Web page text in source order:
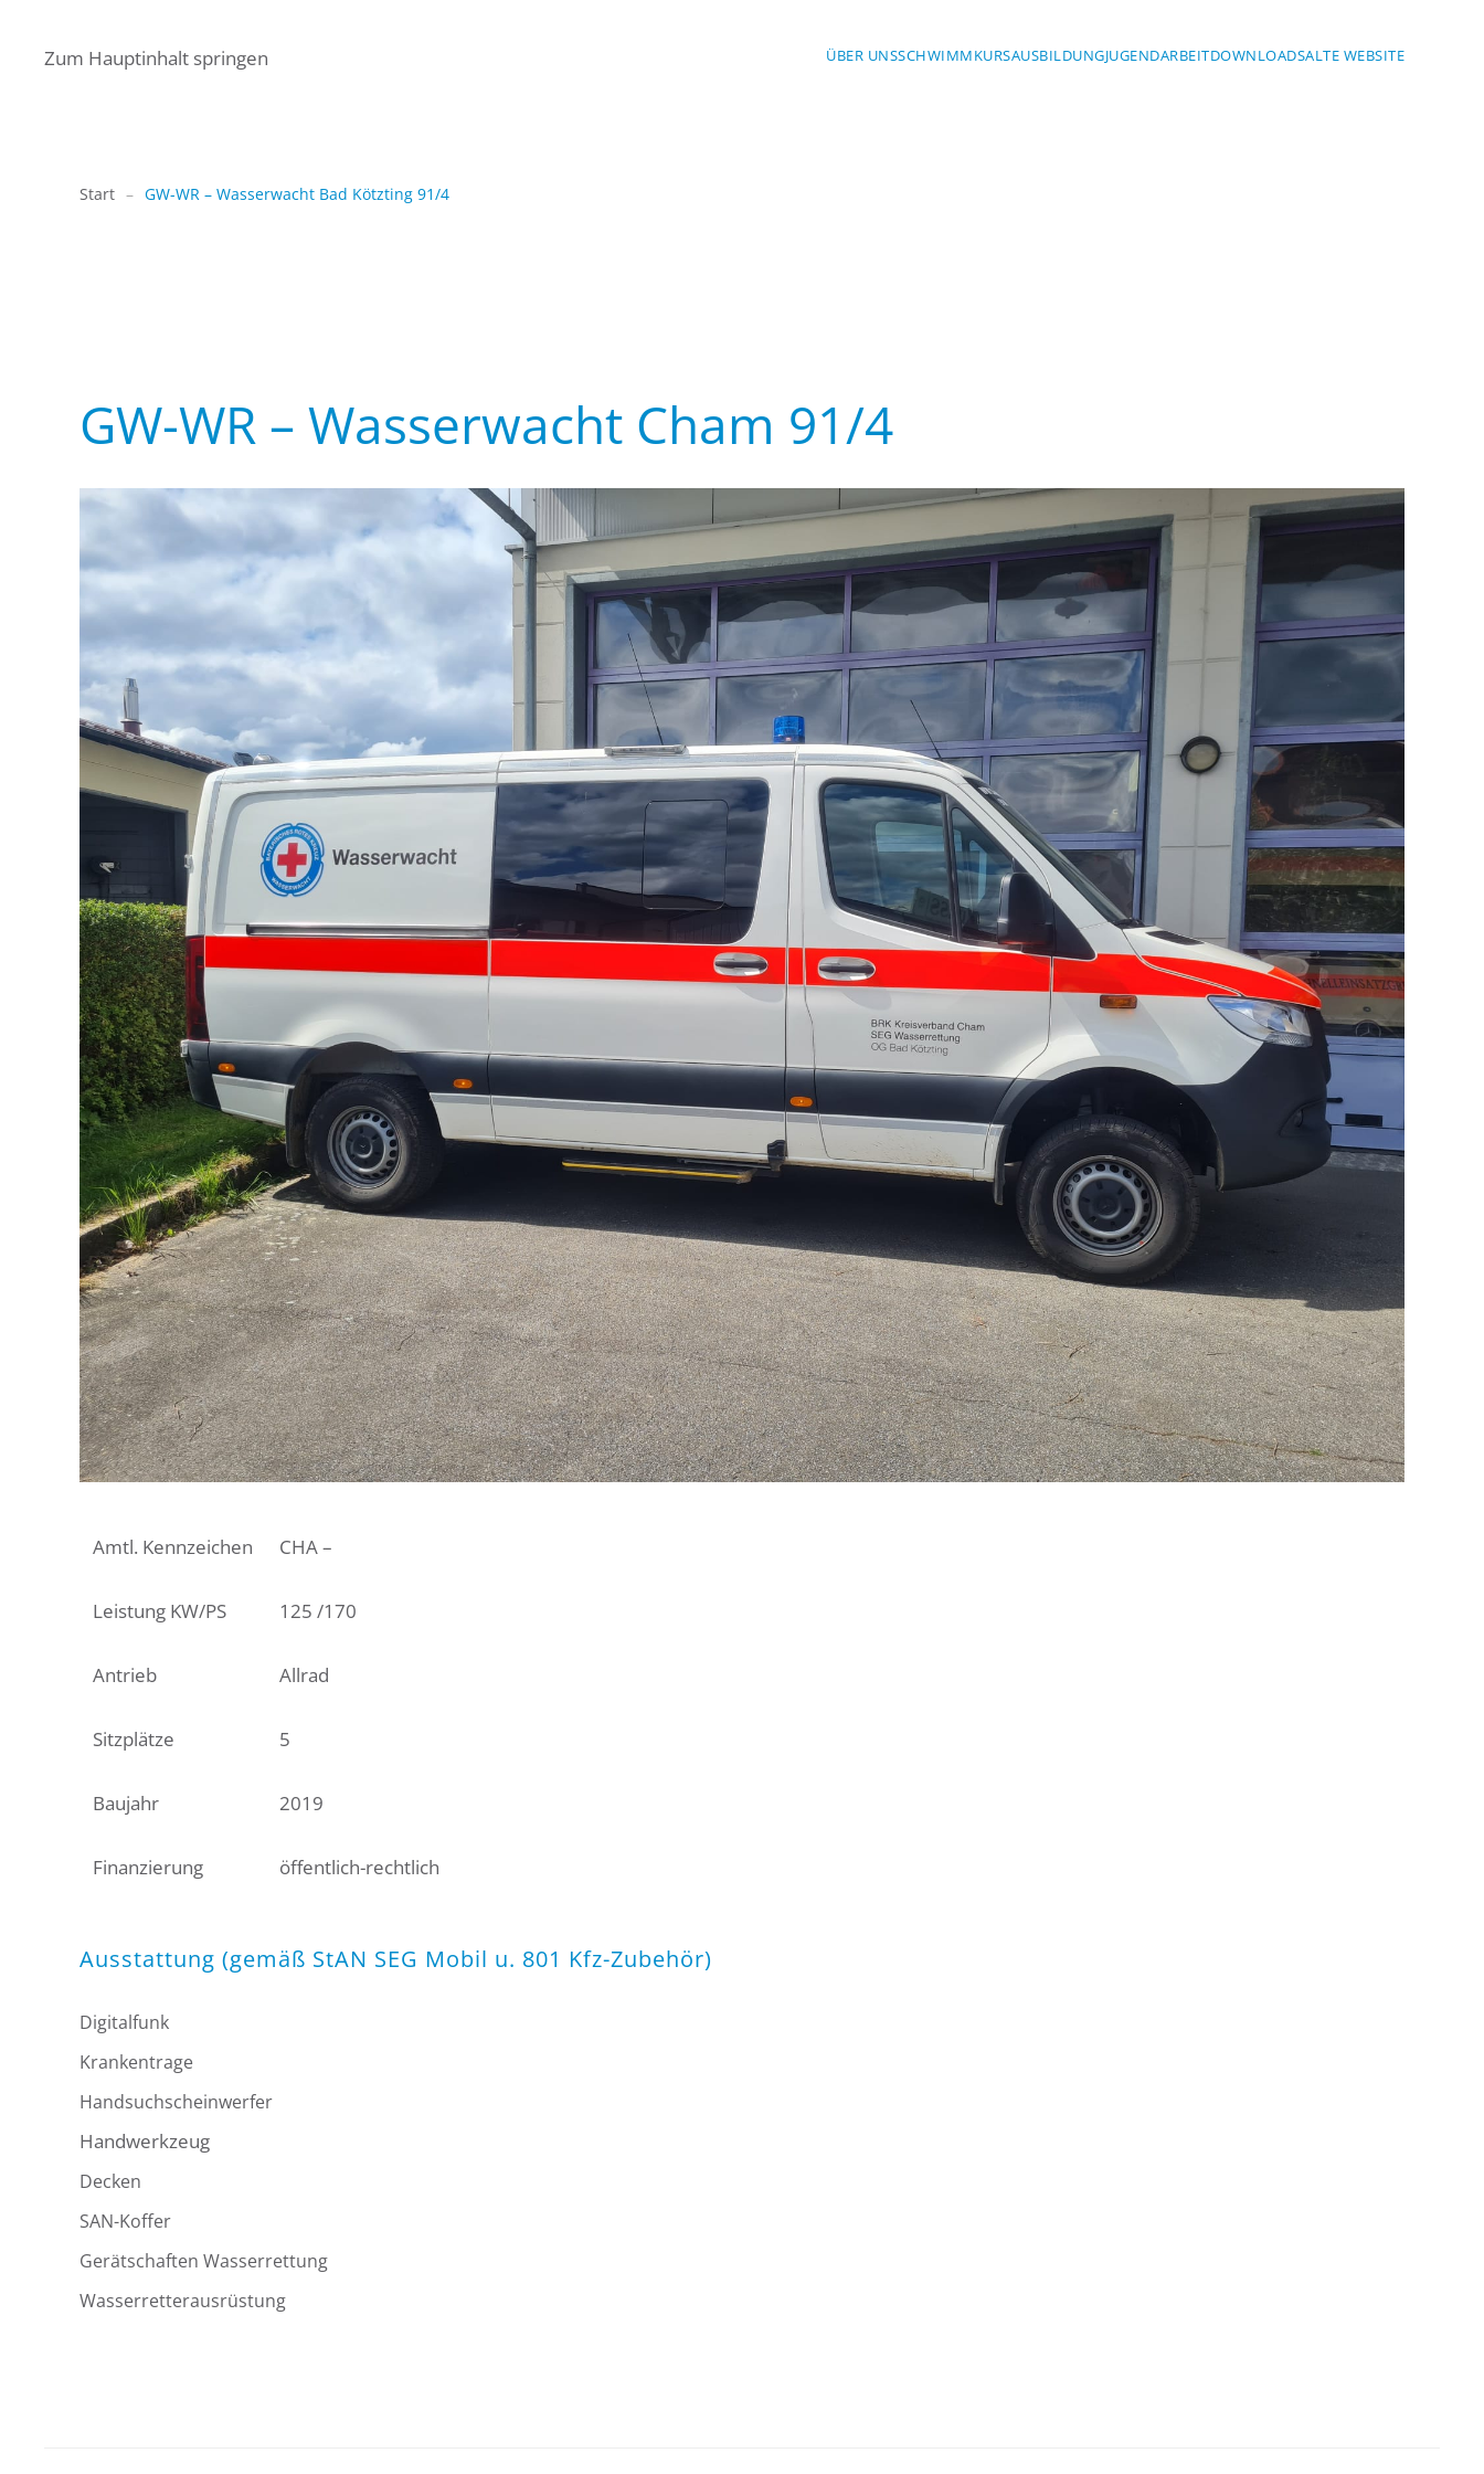
Zum Hauptinhalt springen ÜBER UNSSCHWIMMKURSAUSBILDUNGJUGENDARBEITDOWNLOADSALTE WEBSITE
Start GW-WR – Wasserwacht Bad Kötzting 91/4
GW-WR – Wasserwacht Cham 91/4
Amtl. Kennzeichen CHA –
Leistung KW/PS 125 /170
Antrieb Allrad
Sitzplätze 5
Baujahr 2019
Finanzierung öffentlich-rechtlich
Ausstattung (gemäß StAN SEG Mobil u. 801 Kfz-Zubehör)
Digitalfunk
Krankentrage
Handsuchscheinwerfer
Handwerkzeug
Decken
SAN-Koffer
Gerätschaften Wasserrettung
Wasserretterausrüstung